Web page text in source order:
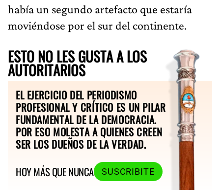
había un segundo artefacto que estaría
moviéndose por el sur del continente.
ESTO NO LES GUSTA A LOS
AUTORITARIOS
EL EJERCICIO DEL PERIODISMO
PROFESIONAL Y CRÍTICO ES UN PILAR
FUNDAMENTAL DE LA DEMOCRACIA.
POR ESO MOLESTA A QUIENES CREEN
SER LOS DUEÑOS DE LA VERDAD.
HOY MÁS QUE NUNCA
SUSCRIBITE